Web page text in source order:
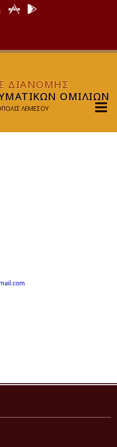
ΔΙΑΝΟΜΗΣ
ΟΜΙΛΙΩΝ
ΛΕΜΕΣΟΥ